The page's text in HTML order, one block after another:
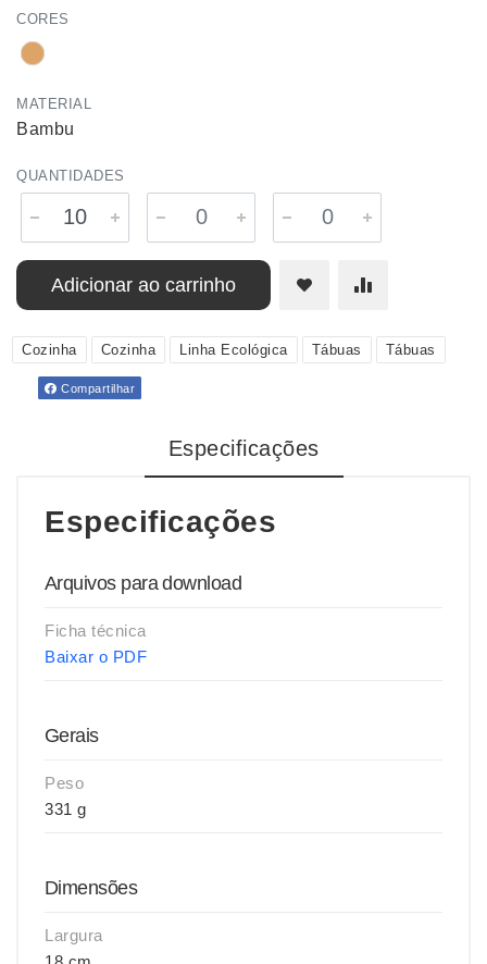
CORES
MATERIAL
Bambu
QUANTIDADES
Adicionar ao carrinho
Cozinha Cozinha Linha Ecológica Tábuas Tábuas
Compartilhar
Especificações
Especificações
Arquivos para download
Ficha técnica
Baixar o PDF
Gerais
Peso
331 g
Dimensões
Largura